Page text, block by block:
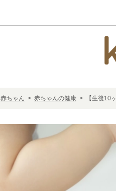
赤ちゃん > 赤ちゃんの健康 > 【生後10